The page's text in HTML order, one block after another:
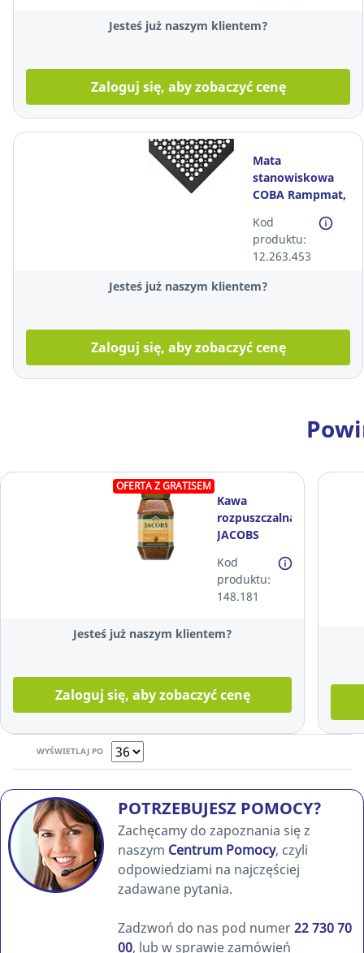
szt.
Jesteś już naszym klientem?
Zaloguj się, aby zobaczyć cenę
Mata
stanowiskowa
COBA Rampmat,
sztuka
Kod
produktu:
12.263.453
Jesteś już naszym klientem?
Zaloguj się, aby zobaczyć cenę
OFERTA Z GRATISEM
Kawa
rozpuszczalna
JACOBS
200 g
Kod
produktu:
148.181
Jesteś już naszym klientem?
Zaloguj się, aby zobaczyć cenę
WYŚWIETLAJ PO
POTRZEBUJESZ POMOCY?
Zachęcamy do zapoznania się z
naszym Centrum Pomocy, czyli
odpowiedziami na najczęściej
zadawane pytania.
Zadzwoń do nas pod numer22 730 70
00, lub w sprawie zamówień